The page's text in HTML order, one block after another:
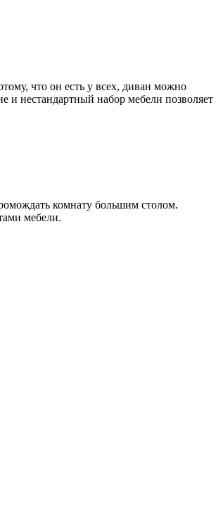
что он есть у всех, диван можно
и нестандартный набор мебели позволяет
комнату большим столом.
мебели.